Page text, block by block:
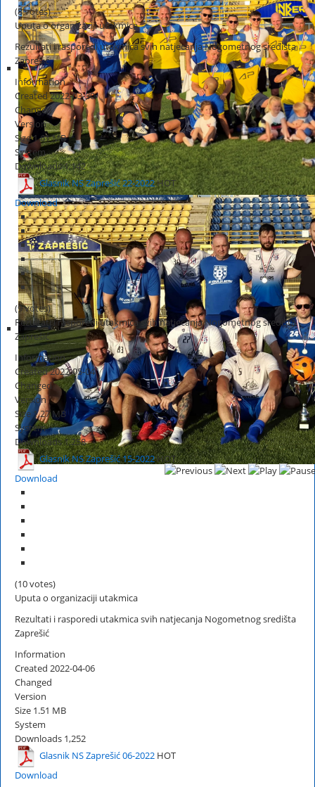
(8 votes)
Uputa o organizaciji utakmica
Rezultati i rasporedi utakmica svih natjecanja Nogometnog središta
Zaprešić
Information
Created2022-03-30
Changed
Version
Size1.61 MB
System
Downloads1,142
Glasnik NS Zaprešić 22-2022HOT
Download
(9 votes)
Rezultati i rasporedi utakmica svih natjecanja Nogometnog središta
Zaprešić
Information
Created2022-05-04
Changed
Version
Size 1.27 MB
System
Downloads1,258
Glasnik NS Zaprešić 15-2022HOT
Download
(10 votes)
Uputa o organizaciji utakmica
Rezultati i rasporedi utakmica svih natjecanja Nogometnog središta
Zaprešić
Information
Created 2022-04-06
Changed
Version
Size 1.51 MB
System
Downloads 1,252
Glasnik NS Zaprešić 06-2022 HOT
Download